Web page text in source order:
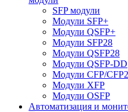
SFP модули
Модули SFP+
Модули QSFP+
Модули SFP28
Модули QSFP28
Модули QSFP-DD
Модули CFP/
Модули XFP
Модули OSFP
Автоматизация и